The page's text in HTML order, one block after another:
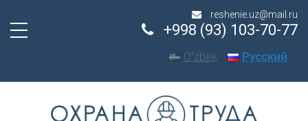
reshenie.uz@mail.ru
Oʻzbek Русский
+998 (93) 103-70-77